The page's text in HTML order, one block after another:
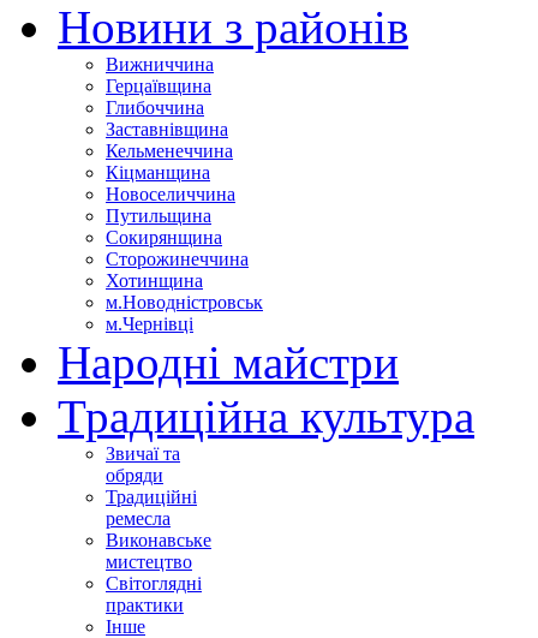
Новини з районів
Вижниччина
Герцаївщина
Глибоччина
Заставнівщина
Кельменеччина
Кіцманщина
Новоселиччина
Путильщина
Сокирянщина
Сторожинеччина
Хотинщина
м.Новодністровськ
м.Чернівці
Народні майстри
Традиційна культура
Звичаї та
обряди
Традиційні
ремесла
Виконавське
мистецтво
Світоглядні
практики
Інше